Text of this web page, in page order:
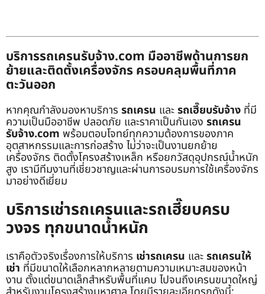
บริการรถเครนรับจ้าง.com มืออาชีพด้านการยก
ย้ายและติดตั้งเครื่องจักร ครอบคลุมพื้นที่ภาค
ตะวันออก
หากคุณกำลังมองหาบริการ รถเครน และรถเฮี๊ยบรับจ้าง ที่มี
ความเป็นมืออาชีพ ปลอดภัย และราคาเป็นกันเอง รถเครน
รับจ้าง.com พร้อมตอบโจทย์ทุกความต้องการของภาค
อุตสาหกรรมและการก่อสร้าง ไม่ว่าจะเป็นงานยกย้าย
เครื่องจักร ติดตั้งโครงสร้างเหล็ก หรือยกวัสดุอุปกรณ์น้ำหนัก
สูง เรามีทีมงานที่เชี่ยวชาญและผ่านการอบรมการใช้เครื่องจักร
มาอย่างดีเยี่ยม
บริการเช่ารถเครนและรถเฮี๊ยบครบ
วงจร ทุกขนาดน้ำหนัก
เราคือตัวจริงเรื่องการให้บริการ เช่ารถเครน และรถเครนให้
เช่า ที่มีขนาดให้เลือกหลากหลายตามความเหมาะสมของหน้า
งาน ตั้งแต่ขนาดเล็กสำหรับพื้นที่แคบ ไปจนถึงเครนขนาดใหญ่